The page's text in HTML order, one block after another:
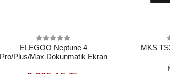
ELEGOO Neptune 4
Pro/Plus/Max Dokunmatik Ekran
SEPETE
MKS